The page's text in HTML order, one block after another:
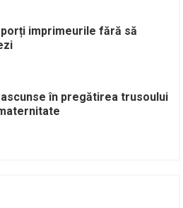
porți imprimeurile fără să
în pregătirea trusoului